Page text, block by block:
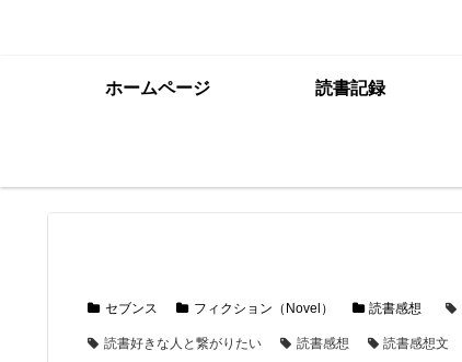
ホームページ 読書記録
セブンス フィクション（Novel） 読書感想
読書好きな人と繋がりたい 読書感想 読書感想文